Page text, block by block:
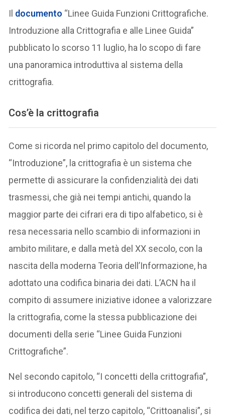
Il documento “Linee Guida Funzioni Crittografiche.
Introduzione alla Crittografia e alle Linee Guida”
pubblicato lo scorso 11 luglio, ha lo scopo di fare
una panoramica introduttiva al sistema della
crittografia.
Cos’è la crittografia
Come si ricorda nel primo capitolo del documento,
“Introduzione”, la crittografia è un sistema che
permette di assicurare la confidenzialità dei dati
trasmessi, che già nei tempi antichi, quando la
maggior parte dei cifrari era di tipo alfabetico, si è
resa necessaria nello scambio di informazioni in
ambito militare, e dalla metà del XX secolo, con la
nascita della moderna Teoria dell’Informazione, ha
adottato una codifica binaria dei dati. L’ACN ha il
compito di assumere iniziative idonee a valorizzare
la crittografia, come la stessa pubblicazione dei
documenti della serie “Linee Guida Funzioni
Crittografiche”.
Nel secondo capitolo, “I concetti della crittografia”,
si introducono concetti generali del sistema di
codifica dei dati, nel terzo capitolo, “Crittoanalisi”, si